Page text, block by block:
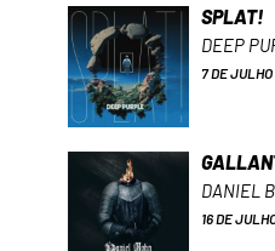
SPLAT!
DEEP
7 DE
DANIEL
16 DE